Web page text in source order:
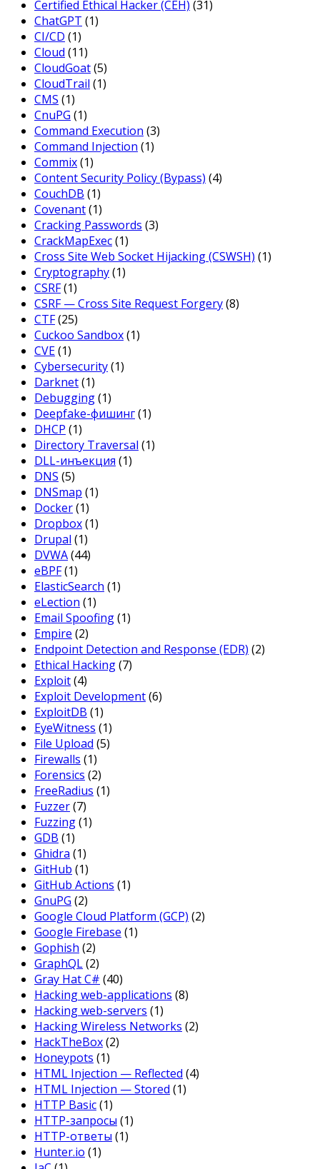
Certified Ethical Hacker (CEH) (31)
ChatGPT (1)
CI/CD (1)
Cloud (11)
CloudGoat(5)
CloudTrail (1)
CMS (1)
CnuPG (1)
Command Execution (3)
Command Injection (1)
Commix(1)
Content Security Policy (Bypass) (4)
CouchDB (1)
Covenant(1)
Cracking Passwords (3)
CrackMapExec(1)
Cross Site Web Socket Hijacking (CSWSH) (1)
Cryptography(1)
CSRF(1)
CSRF — Cross Site Request Forgery(8)
CTF(25)
Cuckoo Sandbox(1)
CVE(1)
Cybersecurity(1)
Darknet(1)
Debugging(1)
Deepfake-фишинг(1)
DHCP (1)
Directory Traversal (1)
DLL-инъекция (1)
DNS (5)
DNSmap (1)
Docker(1)
Dropbox(1)
Drupal (1)
DVWA(44)
eBPF(1)
ElasticSearch (1)
eLection (1)
Email Spoofing(1)
Empire (2)
Endpoint Detection and Response (EDR) (2)
Ethical Hacking(7)
Exploit(4)
Exploit Development(6)
ExploitDB (1)
EyeWitness (1)
File Upload (5)
Firewalls (1)
Forensics (2)
FreeRadius (1)
Fuzzer(7)
Fuzzing(1)
GDB (1)
Ghidra (1)
GitHub (1)
GitHub Actions (1)
GnuPG (2)
Google Cloud Platform (GCP) (2)
Google Firebase (1)
Gophish (2)
GraphQL(2)
Gray Hat C# (40)
Hacking web-applications (8)
Hacking web-servers (1)
Hacking Wireless Networks (2)
HackTheBox(2)
Honeypots (1)
HTML Injection — Reflected (4)
HTML Injection — Stored (1)
HTTP Basic(1)
HTTP-запросы (1)
HTTP-ответы (1)
Hunter.io (1)